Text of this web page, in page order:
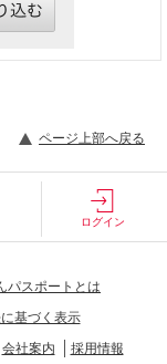
ページ上部へ戻る
ログイン
パスポートとは
基づく表示
会社案内 採用情報